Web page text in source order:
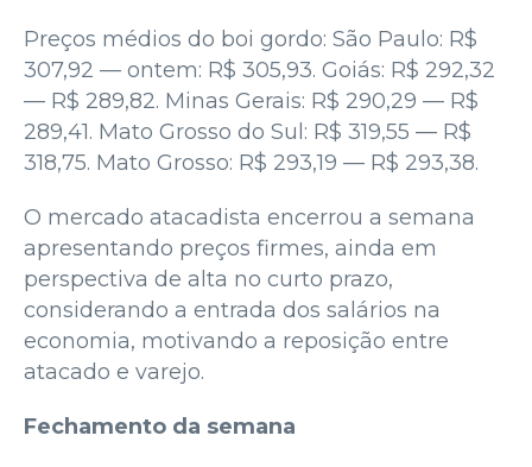
Preços médios do boi gordo: São Paulo: R$
307,92 — ontem: R$ 305,93. Goiás: R$ 292,32
— R$ 289,82. Minas Gerais: R$ 290,29 — R$
289,41. Mato Grosso do Sul: R$ 319,55 — R$
318,75. Mato Grosso: R$ 293,19 — R$ 293,38.
O mercado atacadista encerrou a semana
apresentando preços firmes, ainda em
perspectiva de alta no curto prazo,
considerando a entrada dos salários na
economia, motivando a reposição entre
atacado e varejo.
Fechamento da semana